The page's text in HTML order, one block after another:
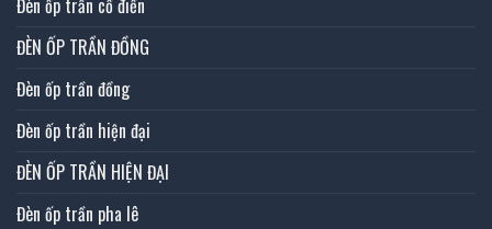
Đèn ốp trần cổ điển
ĐÈN ỐP TRẦN ĐỒNG
Đèn ốp trần đồng
Đèn ốp trần hiện đại
ĐÈN ỐP TRẦN HIỆN ĐẠI
Đèn ốp trần pha lê